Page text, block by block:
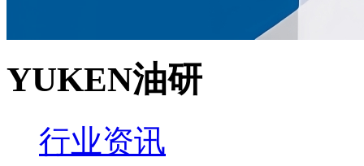
YUKEN油研
行业资讯